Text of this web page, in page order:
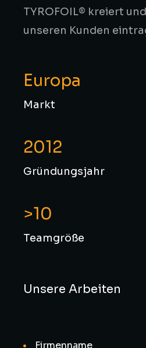
TYROFOIL® kreiert
unseren Kunden
Europa
Markt
2012
Gründungsjahr
>10
Teamgröße
Unsere Arbeiten
Firmenname